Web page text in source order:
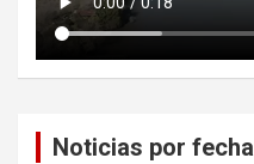
Noticias por fecha